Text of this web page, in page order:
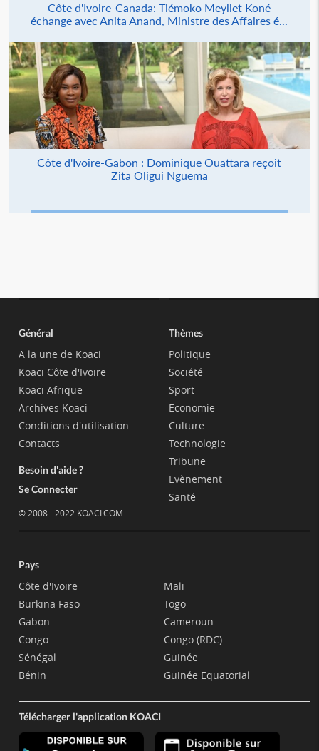
Côte d'Ivoire-Canada: Tiémoko Meyliet Koné
échange avec Anita Anand, Ministre des Affaires é...
Côte d'Ivoire-Gabon : Dominique Ouattara reçoit
Zita Oligui Nguema
Général
A la une de Koaci
Koaci Côte d'Ivoire
Koaci Afrique
Archives Koaci
Conditions d'utilisation
Contacts
Besoin d'aide ?
Se Connecter
© 2008 - 2022 KOACI.COM
Thèmes
Politique
Société
Sport
Economie
Culture
Technologie
Tribune
Evènement
Santé
Pays
Côte d'Ivoire
Burkina Faso
Gabon
Congo
Sénégal
Bénin
Mali
Togo
Cameroun
Congo (RDC)
Guinée
Guinée Equatorial
Télécharger l'application KOACI